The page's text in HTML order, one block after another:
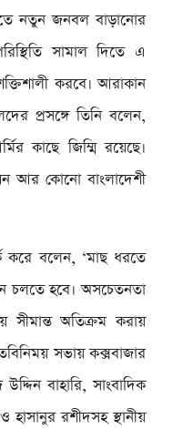
নতুন জনবল বাড়ানোর
সামাল দিতে এ
করবে। আরাকান
প্রসঙ্গে তিনি বলেন,
কাছে জিম্মি রয়েছে।
আর কোনো বাংলাদেশী
করে বলেন, ‘মাছ ধরতে
চলতে হবে। অসচেতনতা
সীমান্ত অতিক্রম করায়
সভায় কক্সবাজার
বাহারি, সাংবাদিক
রশীদসহ স্থানীয়